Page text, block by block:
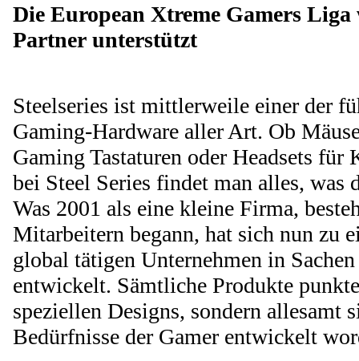
Die European Xtreme Gamers
Partner unterstützt
Steelseries ist mittlerweile einer der
Gaming-Hardware aller Art. Ob
Gaming Tastaturen oder Headsets für
bei Steel Series findet man alles, was
Was 2001 als eine kleine Firma,
Mitarbeitern begann, hat sich nun zu
global tätigen Unternehmen in
entwickelt. Sämtliche Produkte
speziellen Designs, sondern allesamt
Bedürfnisse der Gamer entwickelt